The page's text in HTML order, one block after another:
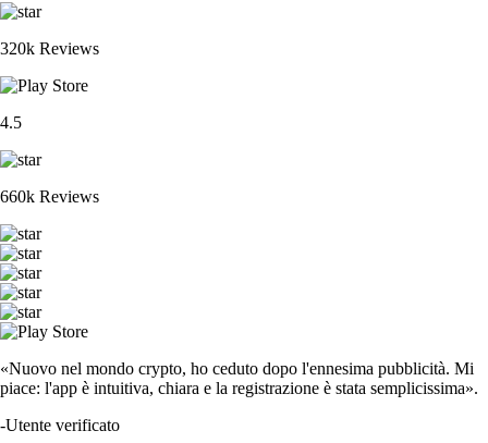
320k Reviews
4.5
660k Reviews
«Nuovo nel mondo crypto, ho ceduto dopo l'ennesima pubblicità. Mi
piace: l'app è intuitiva, chiara e la registrazione è stata semplicissima».
-Utente verificato